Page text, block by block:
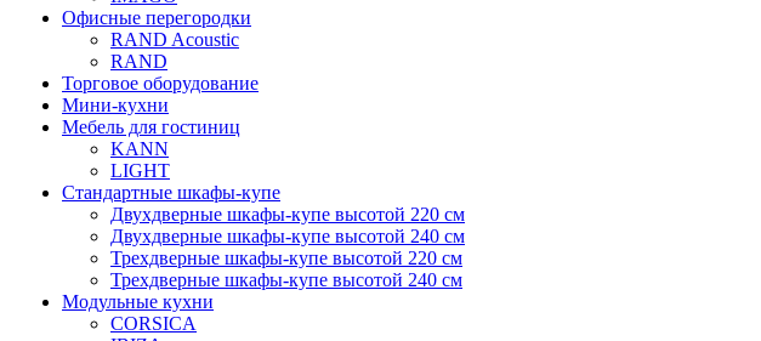
Офисные перегородки
RAND Acoustic
RAND
Торговое оборудование
Мини-кухни
Мебель для гостиниц
KANN
LIGHT
Стандартные шкафы-купе
Двухдверные шкафы-купе высотой 220 см
Двухдверные шкафы-купе высотой 240 см
Трехдверные шкафы-купе высотой 220 см
Трехдверные шкафы-купе высотой 240 см
Модульные кухни
CORSICA